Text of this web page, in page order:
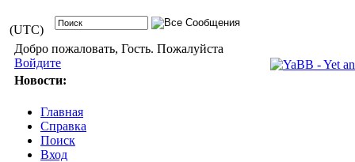
(UTC)
Добро пожаловать, Гость. Пожалуйста
Войдите
Новости:
Главная
Справка
Поиск
Вход